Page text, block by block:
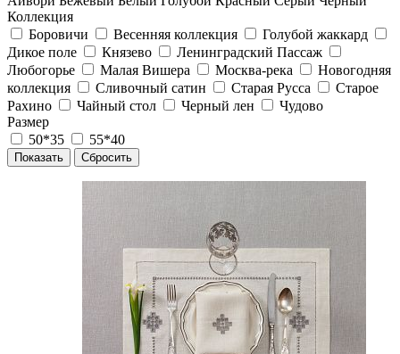
Коллекция
Боровичи
Весенняя коллекция
Голубой жаккард
Дикое поле
Князево
Ленинградский Пассаж
Любогорье
Малая Вишера Москва-река
Новогодняя
коллекция
Сливочный сатин Старая Русса
Старое
Рахино
Чайный стол Черный лен
Чудово
Размер
50*35
55*40